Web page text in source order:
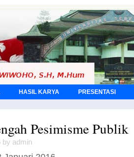
HASIL KARYA PRESENTASI
Pesimisme Publik
by admin